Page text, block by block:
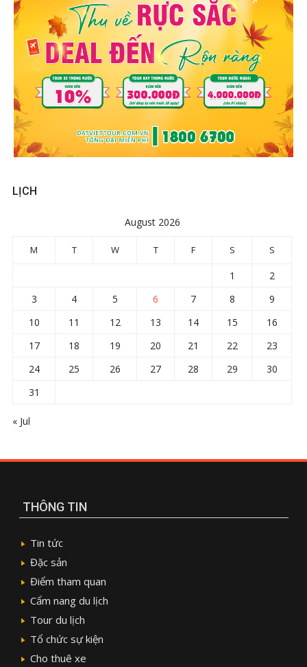
LỊCH
August 2026
M T W T F S S
1
2
3
4 5 6 7 8
9
10
11 12 13 14 15
16
17
18 19 20 21 22
23
24
25 26 27 28 29
30
31
« Jul
THÔNG TIN
Tin tức
Đặc sản
Điểm tham quan
Cẩm nang du lịch
Tour du lịch
Tổ chức sự kiện
Cho thuê xe